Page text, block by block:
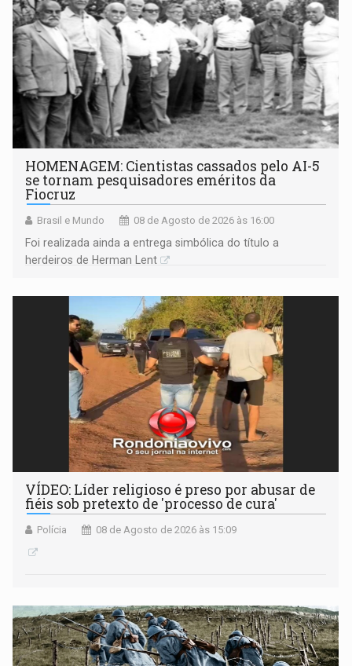
HOMENAGEM: Cientistas cassados pelo AI-5
se tornam pesquisadores eméritos da
Fiocruz
Brasil e Mundo 08 de Agosto de 2026 às 16:00
Foi realizada ainda a entrega simbólica do título a
herdeiros de Herman Lent
VÍDEO: Líder religioso é preso por abusar de
fiéis sob pretexto de 'processo de cura'
Polícia 08 de Agosto de 2026 às 15:09